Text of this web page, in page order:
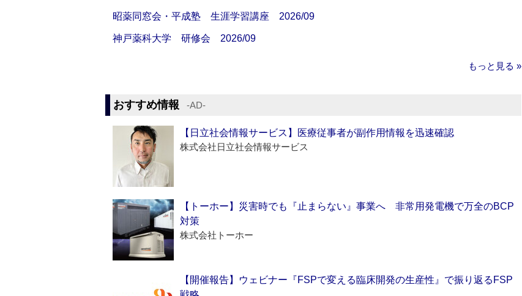
昭薬同窓会・平成塾 生涯学習講座 2026/09
神戸薬科大学 研修会 2026/09
もっと見る »
おすすめ情報 ‐AD‐
【日立社会情報サービス】医療従事者が副作用情報を迅速確認
株式会社日立社会情報サービス
【トーホー】災害時でも『止まらない』事業へ 非常用発電機で万全のBCP
対策
株式会社トーホー
【開催報告】ウェビナー『FSPで変える臨床開発の生産性』で振り返るFSP